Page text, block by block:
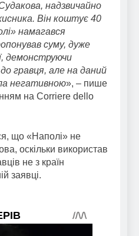
надзвичайно
Він коштує 40
намагався
суму, дуже
демонструючи
гравця, але на даний
негативною», – пише
на Corriere dello
що «Наполі» не
оскільки використав
не з країн
заявці.